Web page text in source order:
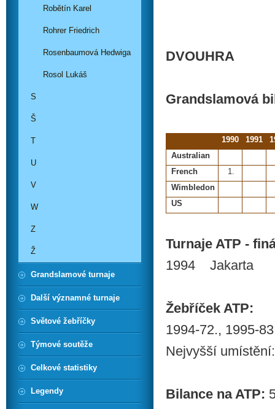
DVOUHRA
Grandslamová
1990 1991
Australian
French
1.
Wimbledon
US
Turnaje ATP -
1994 Jakarta
Žebříček ATP:
1994-72., 1995-
Nejvyšší
Bilance na ATP:
Robětín Karel
Rohrer Friedrich
Rosenbaumová Hedwiga
Rosol Lukáš
S
Š
T
U
V
W
Z
Ž
Grandslamové turnaje
Další významné turnaje
Světové žebříčky
Týmové soutěže
Celkové statistiky
Legendy